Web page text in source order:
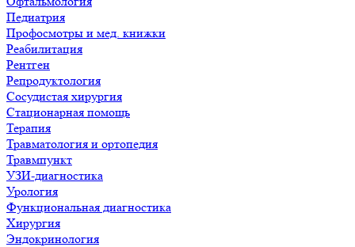
Педиатрия
Профосмотры и мед. книжки
Реабилитация
Рентген
Репродуктология
Сосудистая хирургия
Стационарная помощь
Терапия
Травматология и ортопедия
Травмпункт
УЗИ-диагностика
Урология
Функциональная диагностика
Хирургия
Эндокринология